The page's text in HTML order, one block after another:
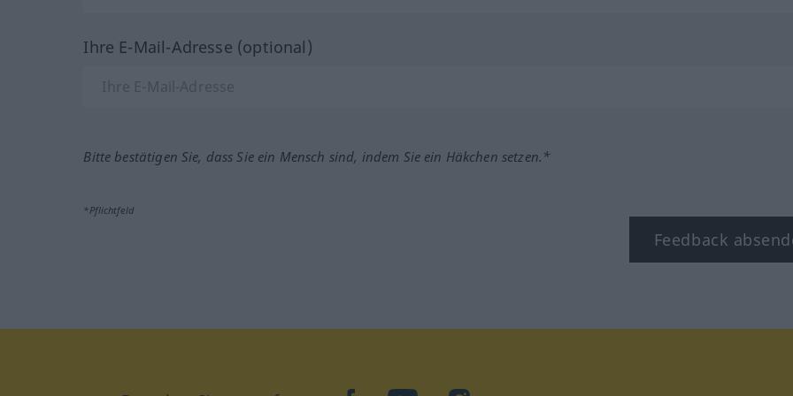
Ihre E-Mail-Adresse (optional)
Bitte bestätigen Sie, dass Sie ein Mensch sind, indem Sie ein Häkchen setzen.*
*Pflichtfeld
Feedback